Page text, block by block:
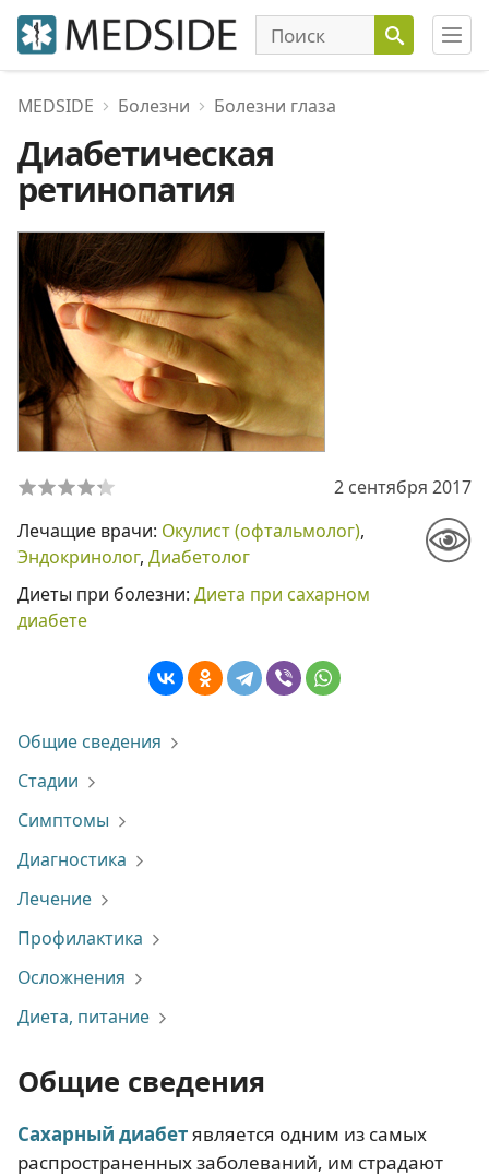
MEDSIDE Болезни Болезни глаза
Диабетическая
ретинопатия
2 сентября 2017
Лечащие врачи: Окулист (офтальмолог),
Эндокринолог, Диабетолог
Диеты при болезни: Диета при сахарном
диабете
Общие сведения
Стадии
Симптомы
Диагностика
Лечение
Профилактика
Осложнения
Диета, питание
Общие сведения
Сахарный диабетявляется одним из самых
распространенных заболеваний, им страдают